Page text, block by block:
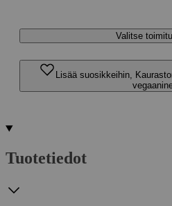
Valitse
Lisää suosikkeihin,
Tuotetiedot